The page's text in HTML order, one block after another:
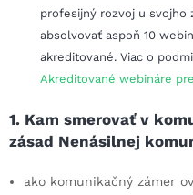
profesijný rozvoj u svojho
absolvovať aspoň 10
akreditované. Viac o
Akreditované webináre
1. Kam smerovať v
zásad Nenásilnej
ako komunikačný zámer